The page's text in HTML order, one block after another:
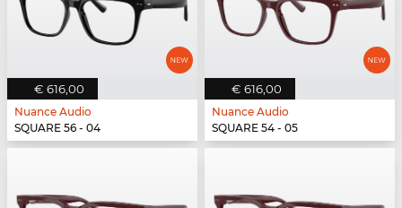
€ 616,00
Nuance Audio
SQUARE 56 - 04
€ 616,00
Nuance Audio
SQUARE 54 - 05